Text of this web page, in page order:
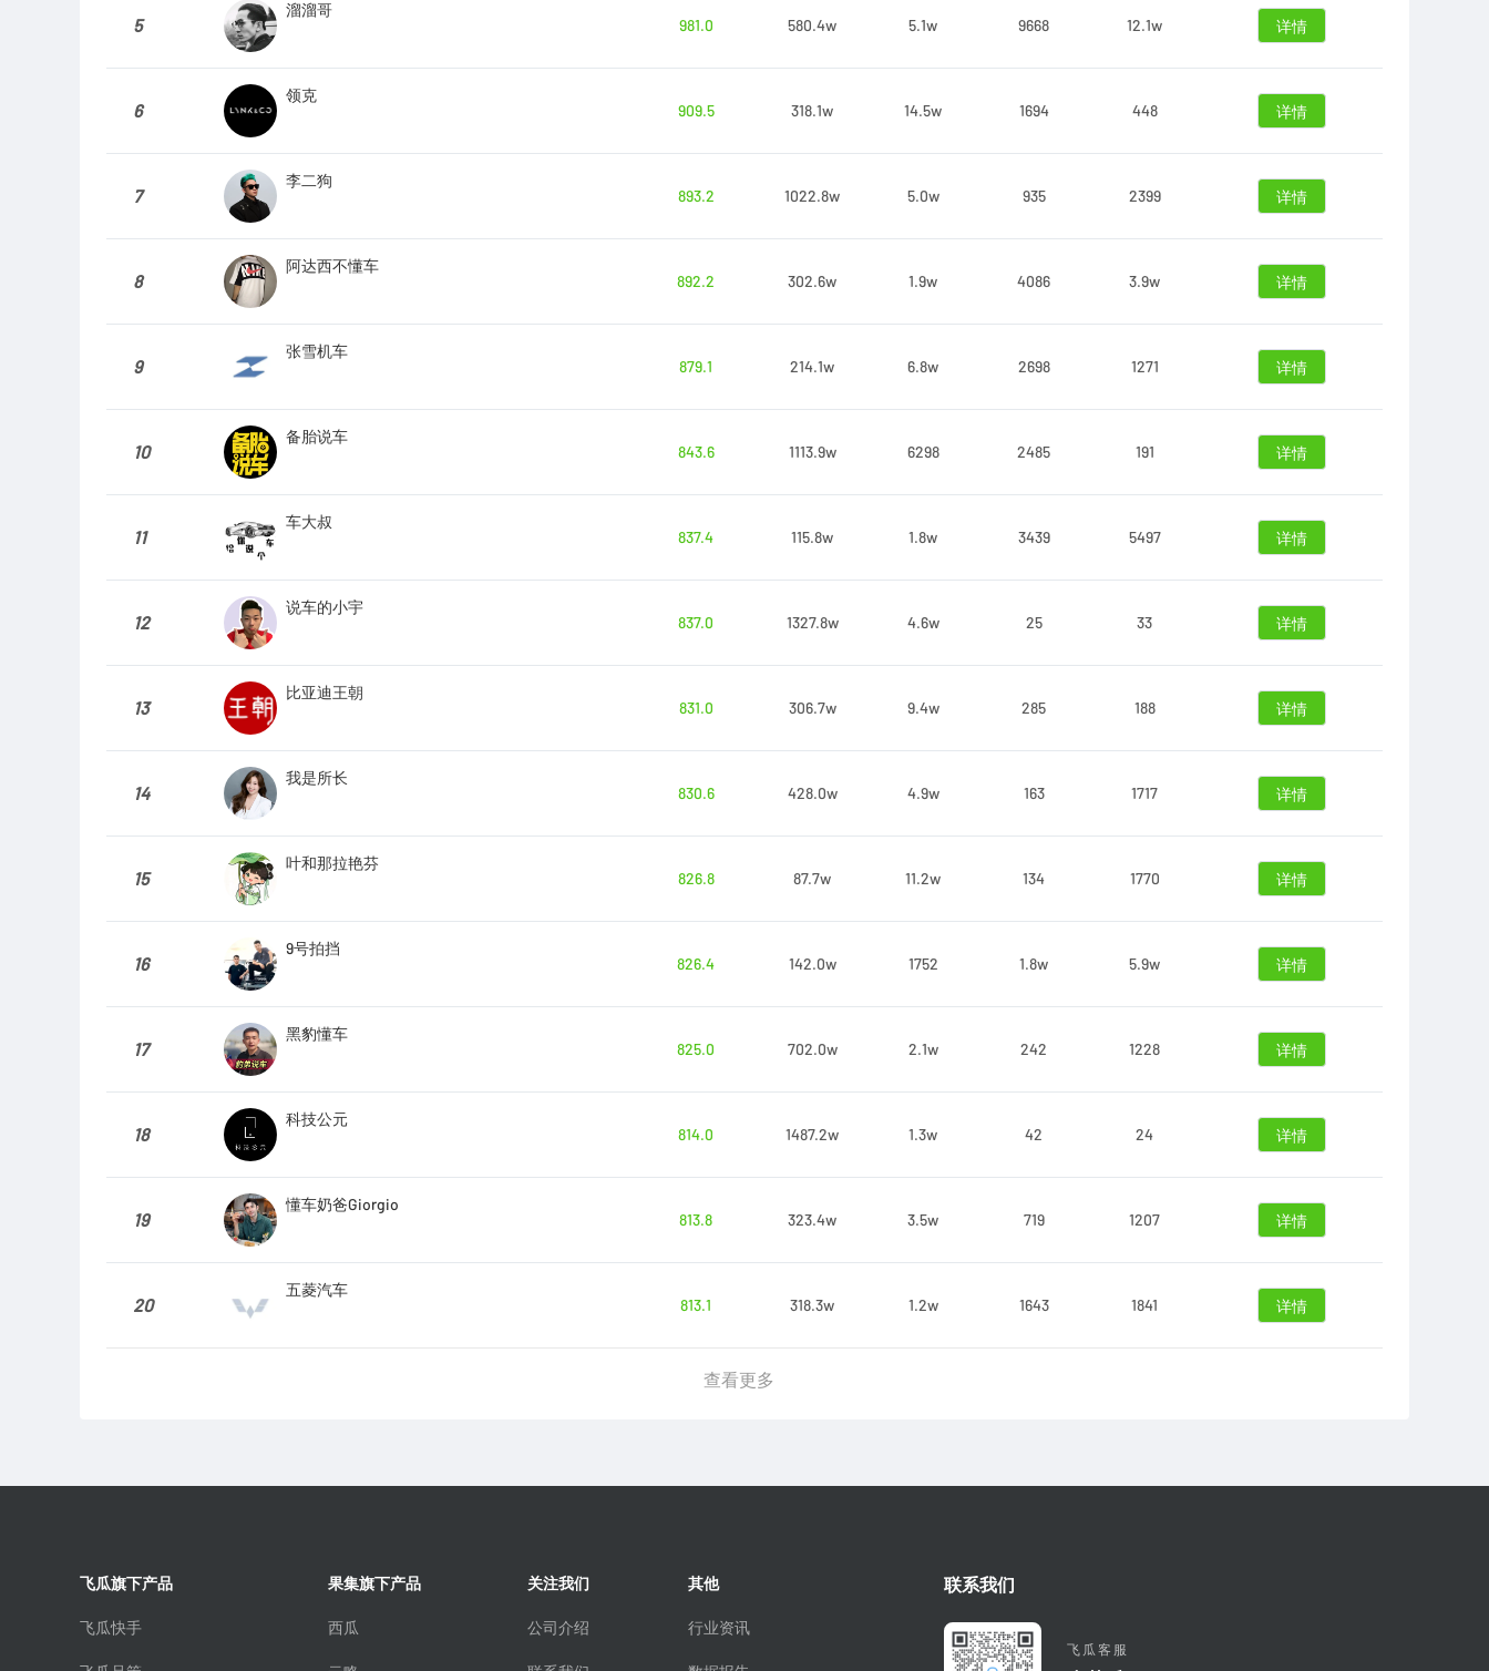
5
溜溜哥
981.0
580.4w 5.1w 9668 12.1w 详情
6
领克
909.5
318.1w 14.5w 1694 448 详情
7
李二狗
893.2
1022.8w 5.0w 935 2399 详情
8
阿达西不懂车
892.2
302.6w 1.9w 4086 3.9w 详情
9
张雪机车
879.1
214.1w 6.8w 2698 1271 详情
10
备胎说车
843.6
1113.9w 6298 2485 191 详情
11
车大叔
837.4
115.8w 1.8w 3439 5497 详情
12
说车的小宇
837.0
1327.8w 4.6w 25 33 详情
13
比亚迪王朝
831.0
306.7w 9.4w 285 188 详情
14
我是所长
830.6
428.0w 4.9w 163 1717 详情
15
叶和那拉艳芬
826.8
87.7w 11.2w 134 1770 详情
16
9号拍挡
826.4
142.0w 1752 1.8w 5.9w 详情
17
黑豹懂车
825.0
702.0w 2.1w 242 1228 详情
18
科技公元
814.0
1487.2w 1.3w 42 24 详情
19
懂车奶爸Giorgio
813.8
323.4w 3.5w 719 1207 详情
20
五菱汽车
813.1
318.3w 1.2w 1643 1841 详情
查看更多
飞瓜旗下产品
飞瓜快手
果集旗下产品
西瓜
关注我们
公司介绍
其他
行业资讯
联系我们
飞瓜客服